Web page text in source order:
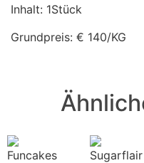
Inhalt: 1Stück
Grundpreis: € 140/KG